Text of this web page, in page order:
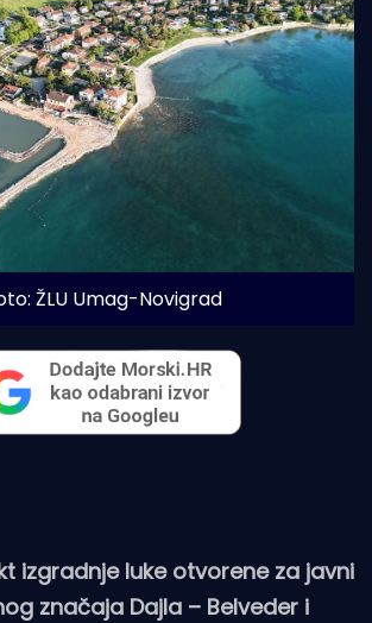
ŽLU Umag-Novigrad
izgradnje luke otvorene za javni
značaja Dajla – Belveder i